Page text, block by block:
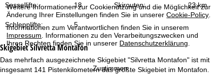
Weitere Informationen zur Cookienutzung und die Möglichkeit zur
Änderung Ihrer Einstellungen finden Sie in unsererCookie-Policy
Informationen zum Verantwortlichen finden Sie in unserem
Impressum . Informationen zu den Verarbeitungszwecken und
Ihren Rechten finden Sie in unserer Datenschutzerklärung
Zustimmen
e
Sessellifte: 18 Skirouten: 23 km
Schlepplifte: 5
SkigebietSilvretta Montafon
Das mehrfach ausgezeichnete Skigebiet "Silvretta Montafon" ist mit
insgesamt 141 Pistenkilometern das größte Skigebiet im Montafon.